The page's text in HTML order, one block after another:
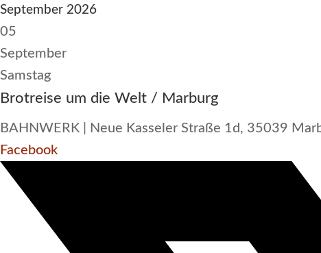
September 2026
05
September
Samstag
Brotreise um die Welt / Marburg
BAHNWERK | Neue Kasseler Straße 1d, 35039
Facebook